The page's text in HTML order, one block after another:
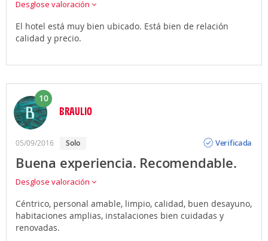
Desglose valoración
El hotel está muy bien ubicado. Está bien de relación
calidad y precio.
10
BRAULIO
05/09/2016 solo
Verificada
Buena experiencia. Recomendable.
Desglose valoración
Céntrico, personal amable, limpio, calidad, buen desayuno,
habitaciones amplias, instalaciones bien cuidadas y
renovadas.